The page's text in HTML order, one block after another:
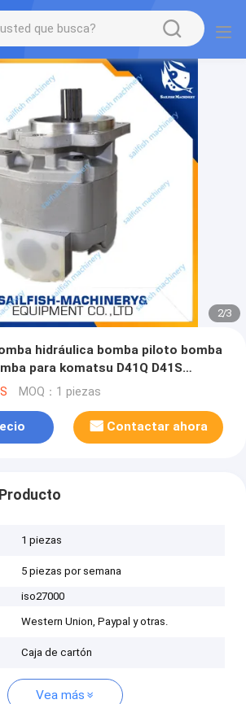
2/3
hidráulica bomba piloto bomba
para komatsu D41Q D41S
MOQ：1 piezas
Contactar ahora
1 piezas
5 piezas por semana
iso27000
Western Union, Paypal y otras.
Caja de cartón
Vea más